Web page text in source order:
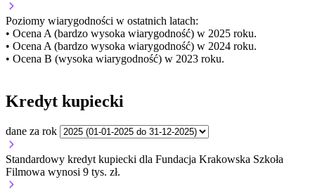
Poziomy wiarygodności w ostatnich latach:
• Ocena A (bardzo wysoka wiarygodność) w 2025 roku.
• Ocena A (bardzo wysoka wiarygodność) w 2024 roku.
• Ocena B (wysoka wiarygodność) w 2023 roku.
Kredyt kupiecki
dane za rok
Standardowy kredyt kupiecki dla Fundacja Krakowska Szkoła
Filmowa wynosi 9 tys. zł.